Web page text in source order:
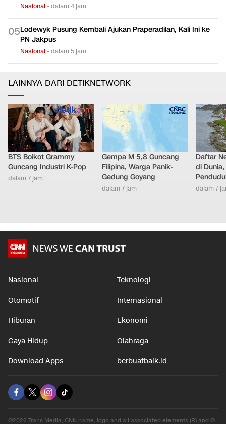
Nasional •dalam 4 jam
05Lodewyk Pusung Kembali Ajukan Praperadilan, Kali Ini ke
PN Jakpus
Nasional •dalam 5 jam
LAINNYA DARI DETIKNETWORK
BTS Boikot Grammy
Guncang Industri K-Pop
dalam 7 jam
Gempa M 5,8 Guncang
Filipina, Warga Panik-
Gedung Goyang
dalam 7 jam
Daftar
di
dalam 7
Nasional Teknologi
Otomotif Internasional
Hiburan Ekonomi
Gaya Hidup Olahraga
Download Apps berbuatbaik.id
©2026 Trans Media, CNN name, logo and all associated elements (R) and ©